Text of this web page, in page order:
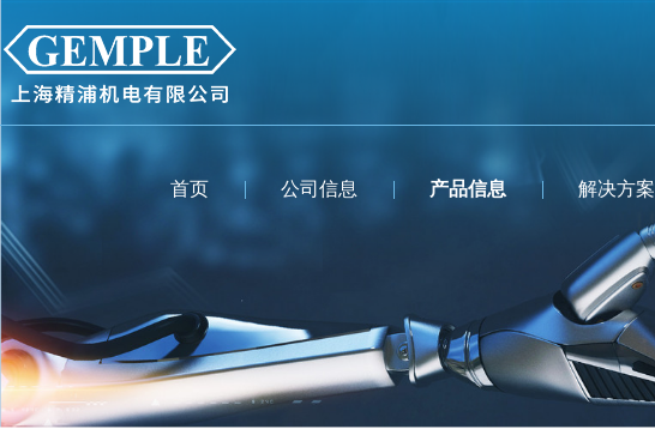
首页 公司信息 产品信息 解决方案